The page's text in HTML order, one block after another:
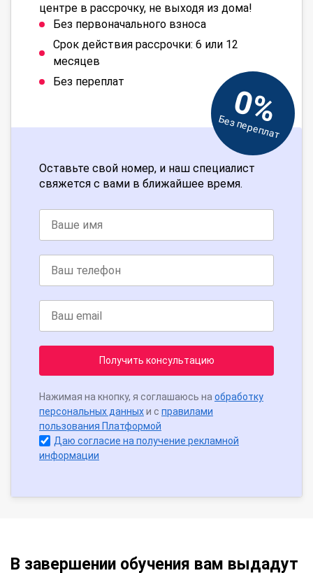
центре в рассрочку, не выходя из дома!
Без первоначального взноса
Срок действия рассрочки: 6 или 12
месяцев
Без переплат
0%
Без переплат
Оставьте свой номер, и наш специалист
свяжется с вами в ближайшее время.
Получить консультацию
Нажимая на кнопку, я соглашаюсь на обработку
персональных данныхи с правилами
пользования Платформой
Даю согласие на получение рекламной
информации
В завершении обучения вам выдадут